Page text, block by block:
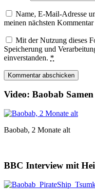
Name, E-Mail-Adresse
meinen nächsten Kommentar
Mit der Nutzung dieses
Speicherung und
einverstanden. *
Video: Baobab Samen
Baobab, 2 Monate alt
BBC Interview mit